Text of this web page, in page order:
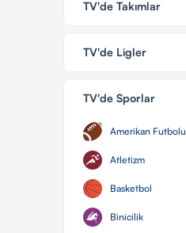
TV'de Takımlar
TV'de Ligler
TV'de Sporlar
Amerikan Futbolu
Atletizm
Basketbol
Binicilik